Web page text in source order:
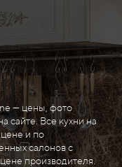
— цены, фото
сайте. Все кухни на
цене и по
салонов с
производителя.